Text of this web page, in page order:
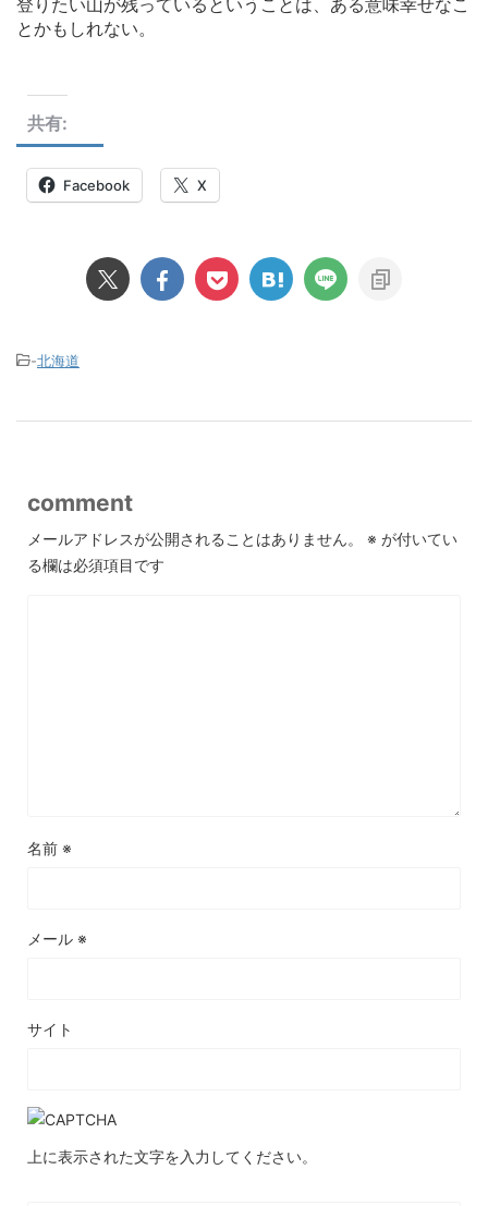
とかもしれない。
共有:
Facebook X
-北海道
comment
メールアドレスが公開されることはありません。 ※ が付いてい
る欄は必須項目です
名前 ※
メール ※
サイト
上に表示された文字を入力してください。